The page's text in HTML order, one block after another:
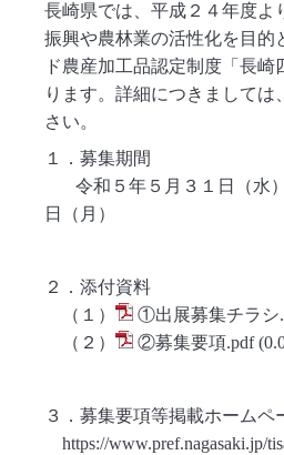
長崎県では、平成２４年度よ
振興や農林業の活性化を目的
ド農産加工品認定制度「長崎
ります。詳細につきましては
さい。
１．募集期間
令和５年５月３１日（水）
日（月）
２．添付資料
（１）
①出展募集チラシ
（２）
②募集要項.pdf
３．募集要項等掲載ホームペ
https://www.pref.nagasaki.jp/